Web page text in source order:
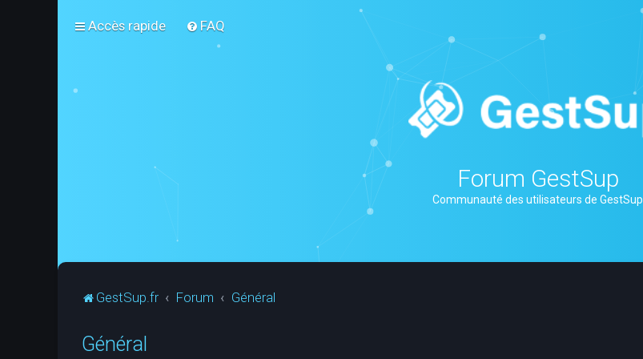
Accès rapide FAQ
Forum GestSup
Communauté des utilisateurs de GestSup
GestSup.fr Forum Général
Général